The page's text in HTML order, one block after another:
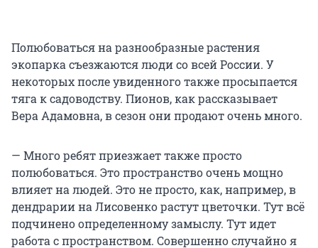
Полюбоваться на разнообразные растения
экопарка съезжаются люди со всей России. У
некоторых после увиденного также просыпается
тяга к садоводству. Пионов, как рассказывает
Вера Адамовна, в сезон они продают очень много.
— Много ребят приезжает также просто
полюбоваться. Это пространство очень мощно
влияет на людей. Это не просто, как, например, в
дендрарии на Лисовенко растут цветочки. Тут всё
подчинено определенному замыслу. Тут идет
работа с пространством. Совершенно случайно я